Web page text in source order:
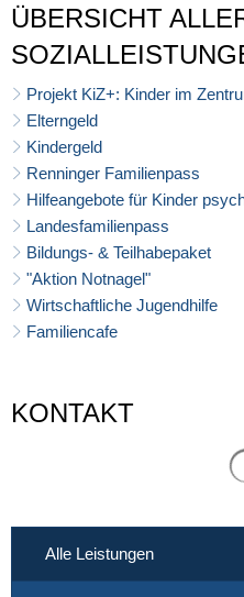
Alle
Leistungen
ÜBERSICHT
Projekt KiZ+: Kinder im
Elterngeld
Kindergeld
Renninger Familienpass
Hilfeangebote für Kinder
Landesfamilienpass
Bildungs- & Teilhabepaket
"Aktion Notnagel"
Wirtschaftliche Jugendhilfe
Familiencafe
KONTAKT
Alle Leistungen